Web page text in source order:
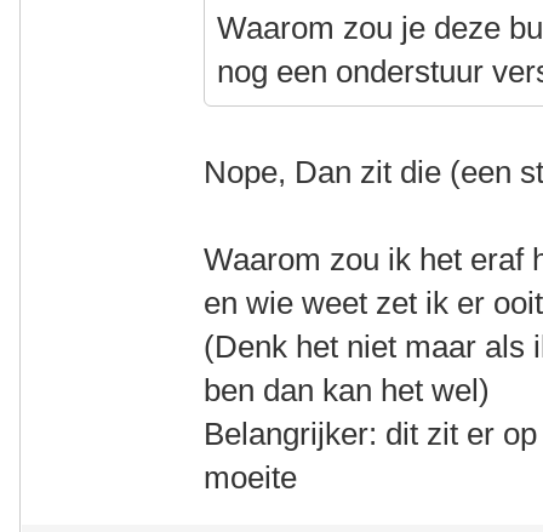
Waarom zou je deze
nog een onderstuur
Nope, Dan zit die (een
Waarom zou ik het
en wie weet zet ik er
(Denk het niet maar als
ben dan kan het wel)
Belangrijker: dit zit er
moeite